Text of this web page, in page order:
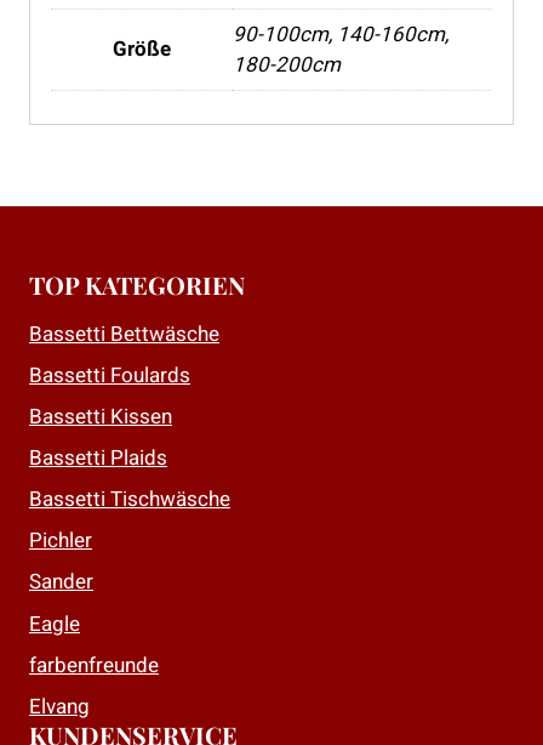
Größe
90-100cm, 140-160cm,
180-200cm
TOP KATEGORIEN
Bassetti Bettwäsche
Bassetti Foulards
Bassetti Kissen
Bassetti Plaids
Bassetti Tischwäsche
Pichler
Sander
Eagle
farbenfreunde
Elvang
KUNDENSERVICE